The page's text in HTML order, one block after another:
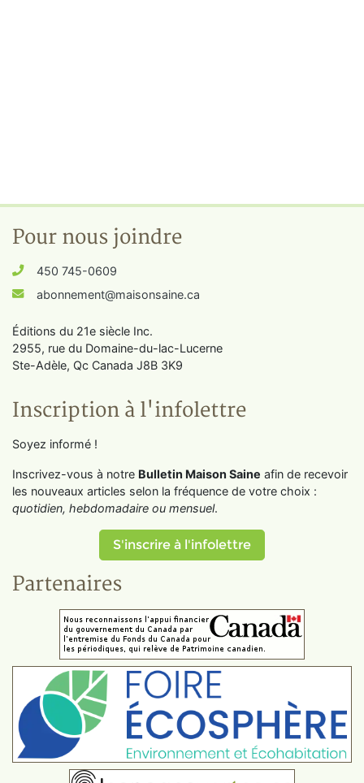
Pour nous joindre
450 745-0609
abonnement@maisonsaine.ca
Éditions du 21e siècle Inc.
2955, rue du Domaine-du-lac-Lucerne
Ste-Adèle, Qc Canada J8B 3K9
Inscription à l'infolettre
Soyez informé !
Inscrivez-vous à notre Bulletin Maison Saine afin de recevoir
les nouveaux articles selon la fréquence de votre choix :
quotidien, hebdomadaire ou mensuel.
S'inscrire à l'infolettre
Partenaires